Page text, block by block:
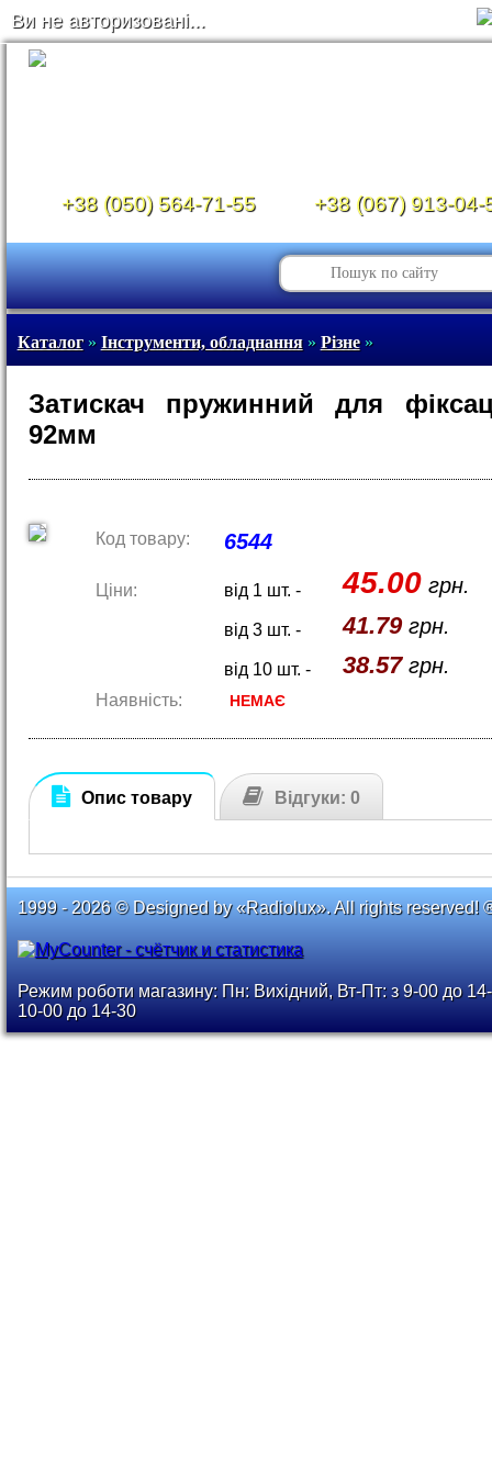
Ви не авторизовані...
+38 (050) 564-71-55 +38 (067) 913-04-
Каталог» Інструменти, обладнання» Різне»
Затискач пружинний для
92мм
Код товару: 6544
Ціни: від 1 шт. - 45.00грн.
від 3 шт. - 41.79грн.
від 10 шт. - 38.57грн.
Наявність: НЕМАЄ
Опис товару Відгуки: 0
1999 - 2026 © Designed by «Radiolux». All rights reserved!
Режим роботи магазину: Пн: Вихідний, Вт-Пт: з 9-00 до
10-00 до 14-30